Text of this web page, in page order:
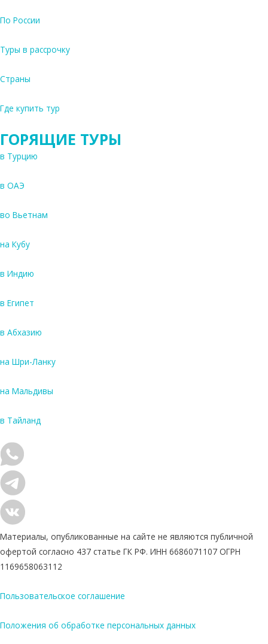
По России
Туры в рассрочку
Страны
Где купить тур
ГОРЯЩИЕ ТУРЫ
в Турцию
в ОАЭ
во Вьетнам
на Кубу
в Индию
в Египет
в Абхазию
на Шри-Ланку
на Мальдивы
в Тайланд
Материалы, опубликованные на сайте не являются публичной
офертой согласно 437 статье ГК РФ. ИНН 6686071107 ОГРН
1169658063112
Пользовательское соглашение
Положения об обработке персональных данных